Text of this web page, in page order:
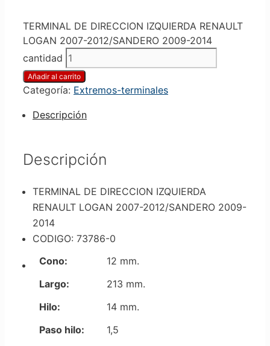
TERMINAL DE DIRECCION IZQUIERDA RENAULT
LOGAN 2007-2012/SANDERO 2009-2014
cantidad
Añadir al carrito
Categoría: Extremos-terminales
Descripción
Descripción
TERMINAL DE DIRECCION IZQUIERDA
RENAULT LOGAN 2007-2012/SANDERO 2009-
2014
CODIGO: 73786-0
Cono:
12 mm.
Largo:
213 mm.
Hilo:
14 mm.
Paso hilo:
1,5